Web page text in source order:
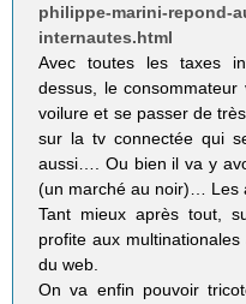
philippe-marini-repond-
internautes.html
Avec toutes les taxes
dessus, le
voilure et se passer de
sur la tv connectée qui
aussi…. Ou bien il va y
(un marché au noir)… Les
Tant mieux après tout,
profite aux
du web.
On va enfin pouvoir